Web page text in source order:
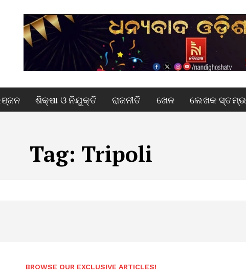
ଶିକ୍ଷା ଓ ନିଯୁକ୍ତି ରାଜନୀତି ଖେଳ ଲେଖକ ସ୍ତମ୍ଭ
Tag: Tripoli
BROWSE OUR EXCLUSIVE ARTICLES!